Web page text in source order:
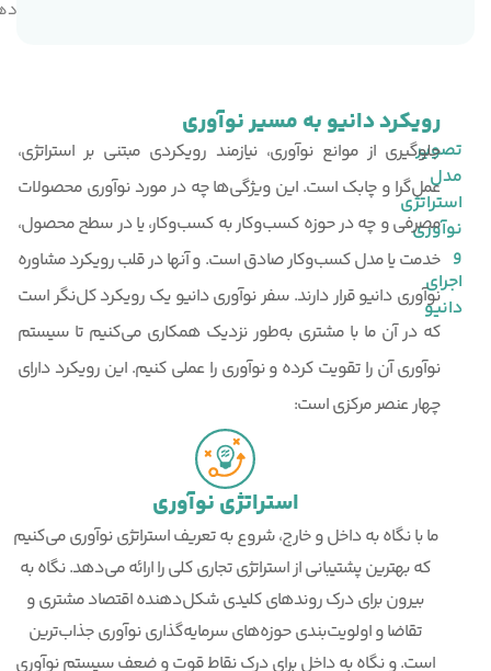
تصویر
مدل
استراتژی
نوآوری
و
اجرای
دانیو
رویکرد دانیو به مسیر نوآوری
جلوگیری از موانع نوآوری، نیازمند رویکردی مبتنی بر استراتژی،
عمل‌گرا و چابک است. این ویژگی‌ها چه در مورد نوآوری محصولات
مصرفی و چه در حوزه کسب‌وکار به کسب‌وکار، یا در سطح محصول،
خدمت یا مدل کسب‌وکار صادق است. و آنها در قلب رویکرد مشاوره
نوآوری دانیو قرار دارند. سفر نوآوری دانیو یک رویکرد کل‌نگر است
که در آن ما با مشتری به‌طور نزدیک همکاری می‌کنیم تا سیستم
نوآوری آن را تقویت کرده و نوآوری را عملی کنیم. این رویکرد دارای
چهار عنصر مرکزی است:
استراتژی نوآوری
ما با نگاه به داخل و خارج، شروع به تعریف استراتژی نوآوری می‌کنیم
که بهترین پشتیبانی از استراتژی تجاری کلی را ارائه می‌دهد. نگاه به
بیرون برای درک روندهای کلیدی شکل‌دهنده اقتصاد مشتری و
تقاضا و اولویت‌بندی حوزه‌های سرمایه‌گذاری نوآوری جذاب‌ترین
است. و نگاه به داخل برای درک نقاط قوت و ضعف سیستم نوآوری